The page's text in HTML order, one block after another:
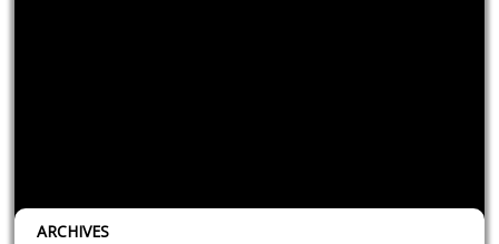
ARCHIVES